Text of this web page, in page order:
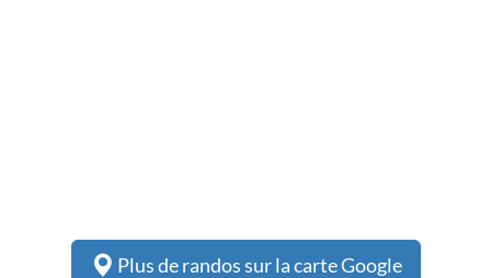
Plus de randos sur la carte Google